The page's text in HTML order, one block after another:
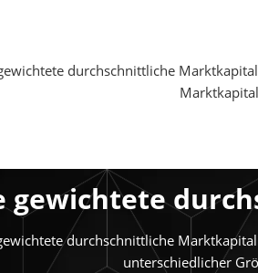
durchschnittliche
gewichtete
durchschnittliche
unterschiedlicher